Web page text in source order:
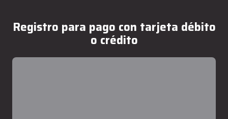
Registro para pago con tarjeta débito
o crédito